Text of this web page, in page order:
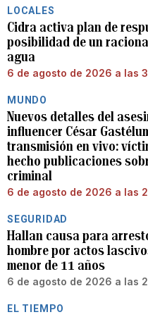
LOCALES
Cidra activa plan de
posibilidad de un
agua
6 de agosto de 2026 a las
MUNDO
Nuevos detalles del
influencer César
transmisión en vivo:
hecho publicaciones
criminal
6 de agosto de 2026 a las
SEGURIDAD
Hallan causa para
hombre por actos
menor de 11 años
6 de agosto de 2026 a las
EL TIEMPO